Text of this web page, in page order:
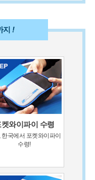
!
켓와이파이 수령
한국에서 포켓와이파이
수령!